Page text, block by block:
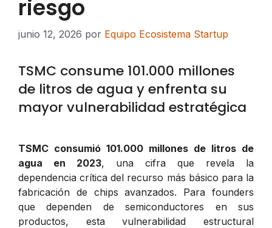
riesgo
junio 12, 2026 por Equipo Ecosistema Startup
TSMC consume 101.000 millones
de litros de agua y enfrenta su
mayor vulnerabilidad estratégica
TSMC consumió 101.000 millones de litros de
agua en 2023, una cifra que revela la
dependencia crítica del recurso más básico para la
fabricación de chips avanzados. Para founders
que dependen de semiconductores en sus
productos, esta vulnerabilidad estructural